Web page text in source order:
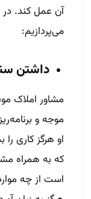
آن عمل کند.
می‌پردازیم:
داشتن
مشاور املاک
موجه و
او هرگز کاری
که به همراه
است از چه